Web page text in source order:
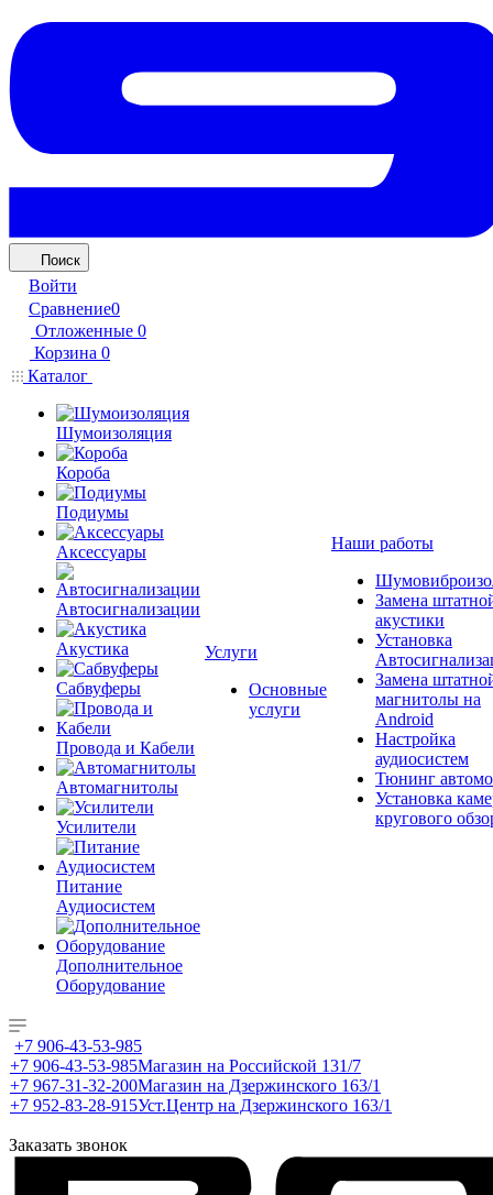
Поиск
Войти
Сравнение0
Отложенные 0
Корзина 0
Каталог
Шумоизоляция
Короба
Подиумы
Аксессуары
Автосигнализации
Акустика
Сабвуферы
Провода и Кабели
Автомагнитолы
Усилители
Питание
Аудиосистем
Дополнительное
Оборудование
Услуги
Основные
услуги
Наши работы
Замена
акустики
Установка
Замена
магнитолы на
Android
Настройка
аудиосистем
Тюнинг
Установка
кругового
+7 906-43-53-985
+7 906-43-53-985Магазин на Российской 131/7
+7 967-31-32-200Магазин на Дзержинского 163/1
+7 952-83-28-915Уст.Центр на Дзержинского 163/1
Заказать звонок